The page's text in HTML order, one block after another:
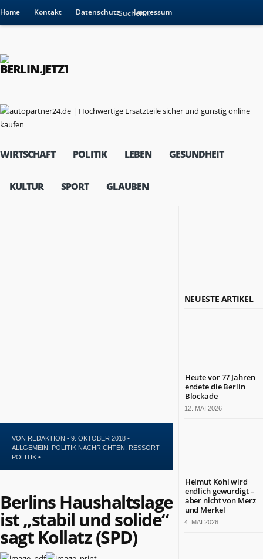
Home Kontakt Datenschutz Impressum
WIRTSCHAFT POLITIK LEBEN GESUNDHEIT
KULTUR SPORT GLAUBEN
VON REDAKTION • 9. OKTOBER 2018 •
ALLGEMEIN
POLITIK NACHRICHTEN
RESSORT
POLITIK •
Berlins Haushaltslage
ist „stabil und solide“
sagt Kollatz (SPD)
NEUESTE ARTIKEL
Heute vor 77 Jahren
endete die Berlin
Blockade
12. MAI 2026
Helmut Kohl wird
endlich gewürdigt –
aber nicht von Merz
und Merkel
4. MAI 2026
Kultur
Kontakt
Impressum
DAS
IST
BERLIN.JETZT